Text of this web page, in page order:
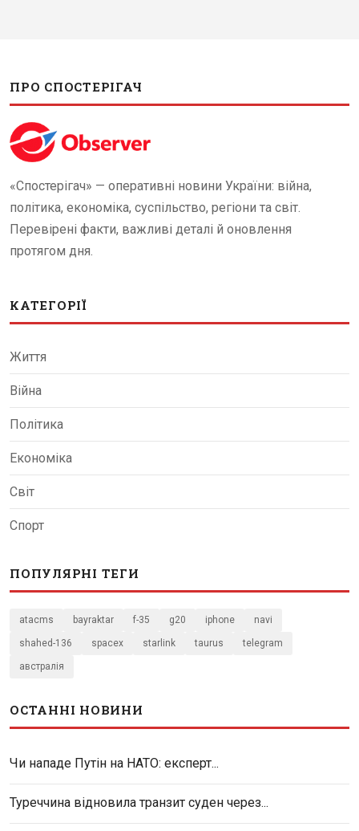
ПРО СПОСТЕРІГАЧ
«Спостерігач» — оперативні новини України: війна,
політика, економіка, суспільство, регіони та світ.
Перевірені факти, важливі деталі й оновлення
протягом дня.
КАТЕГОРІЇ
Життя
Війна
Політика
Економіка
Світ
Спорт
ПОПУЛЯРНІ ТЕГИ
atacms bayraktar f-35 g20 iphone navi
shahed-136 spacex starlink taurus telegram
австралія
ОСТАННІ НОВИНИ
Чи нападе Путін на НАТО: експерт...
Туреччина відновила транзит суден через...